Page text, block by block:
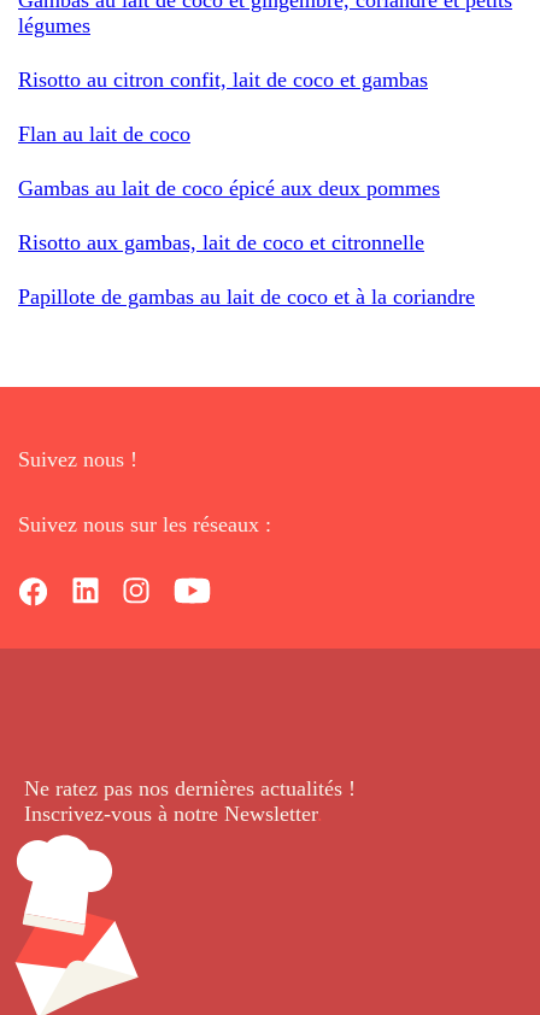
légumes
Risotto au citron confit, lait de coco et gambas
Flan au lait de coco
Gambas au lait de coco épicé aux deux pommes
Risotto aux gambas, lait de coco et citronnelle
Papillote de gambas au lait de coco et à la coriandre
Suivez nous !
Suivez nous sur les réseaux :
Ne ratez pas nos dernières actualités !
Inscrivez-vous à notre Newsletter.